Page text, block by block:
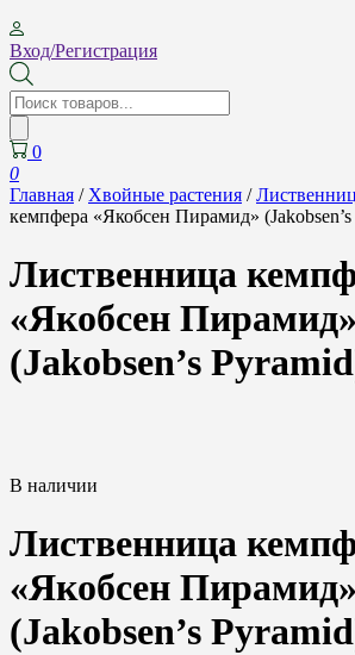
Вход/Регистрация
Поиск
товаров
0
0
Главная / Хвойные растения /
кемпфера «Якобсен Пирамид»
Лиственница
«Якобсен Пирамид»
(Jakobsen’s
В наличии
Лиственница
«Якобсен Пирамид»
(Jakobsen’s